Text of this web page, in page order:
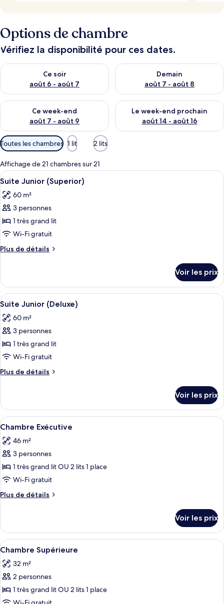
s
Options de chambre
Vérifiez la disponibilité pour ces dates.
Ce soir
août 6 - août 7
Vérifier la disponibilité pour ce soir août 6 - août 7
Demain
août 7 - août 8
Vérifier la disponibilité pour
Ce week-end
août 7 - août 9
Vérifier la disponibilité pour ce week-end août 7 - août 9
Le week-end prochain
août 14 - août 16
Vérifier la disponibilité pour
Filtres
disponibles
pour
les
chambres
Toutes les chambres 1 lit 2 lits
Affichage de 21 chambres sur 21
Afficher
toutes
les
photos
pour
ce
type
de
Suite
Junior
(Superior)
Une chambre d’hôtel avec un
7
Suite Junior (Superior)
60 m²
3 personnes
1 très grand lit
Wi-Fi gratuit
Plus de détails
Plus
le
type
de
Suite
Junior
Voir les prix
Afficher
toutes
les
photos
pour
ce
type
de
Suite
Junior
(Deluxe)
Une chambre à coucher avec un
5
Suite Junior (Deluxe)
60 m²
3 personnes
1 très grand lit
Wi-Fi gratuit
Plus de détails
Plus
le
type
de
Suite
Junior
Voir les prix
Afficher
toutes
les
photos
pour
ce
type
de
Chambre
Exécutive
Une chambre à coucher avec une
16
Chambre Exécutive
46 m²
3 personnes
1 très grand lit OU 2 lits 1 place
Wi-Fi gratuit
Plus de détails
Plus
le
type
de
Chambre
Exécutive
Voir les prix
Afficher
toutes
les
photos
pour
ce
Une chambre d’hôtel avec un
12
Chambre Supérieure
32 m²
2 personnes
1 très grand lit OU 2 lits 1 place